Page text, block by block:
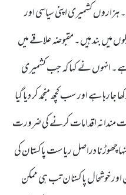
کشمیری اپنی سیاسی اور
میں بند ہیں۔ مقبوضہ علاقے میں
ہے۔ انہوں نے کہا کہ جب کشمیری
ہے اور سب کچھ منجمد کر دیا گیا
مندانہ اقدامات کرنے کی ضرورت
چھوڑنا دراصل ریاست پاکستان کی
خوشحال پاکستان تب ہی ممکن